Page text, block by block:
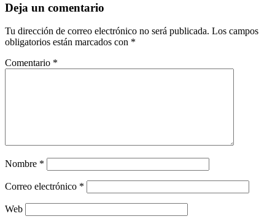
Deja un comentario
Tu dirección de correo electrónico no será publicada. Los campos
obligatorios están marcados con *
Comentario *
Nombre *
Correo electrónico *
Web